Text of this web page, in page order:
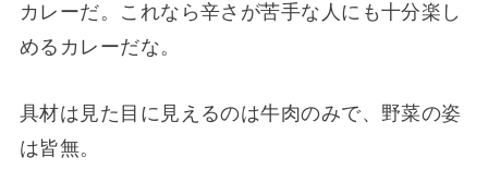
カレーだ。これなら辛さが苦手な人にも十分楽し
めるカレーだな。
具材は見た目に見えるのは牛肉のみで、野菜の姿
は皆無。